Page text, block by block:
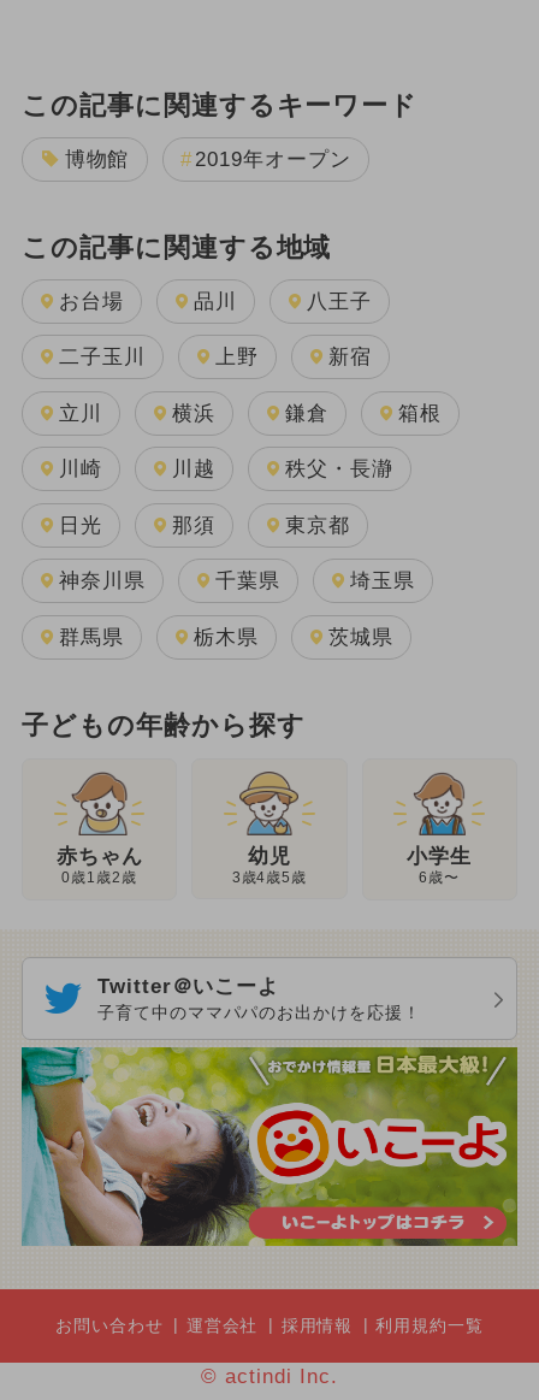
この記事に関連するキーワード
博物館 2019年オープン
この記事に関連する地域
お台場 品川 八王子
二子玉川 上野 新宿
立川 横浜 鎌倉 箱根
川崎 川越 秩父・長瀞
日光 那須 東京都
神奈川県 千葉県 埼玉県
群馬県 栃木県 茨城県
子どもの年齢から探す
赤ちゃん
0歳1歳2歳
幼児
3歳4歳5歳
小学生
6歳〜
Twitter＠いこーよ
子育て中のママパパのお出かけを応援！
お問い合わせ 運営会社 採用情報 利用規約一覧
© actindi Inc.